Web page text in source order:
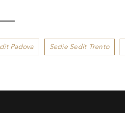
Padova Sedie Sedit Trento